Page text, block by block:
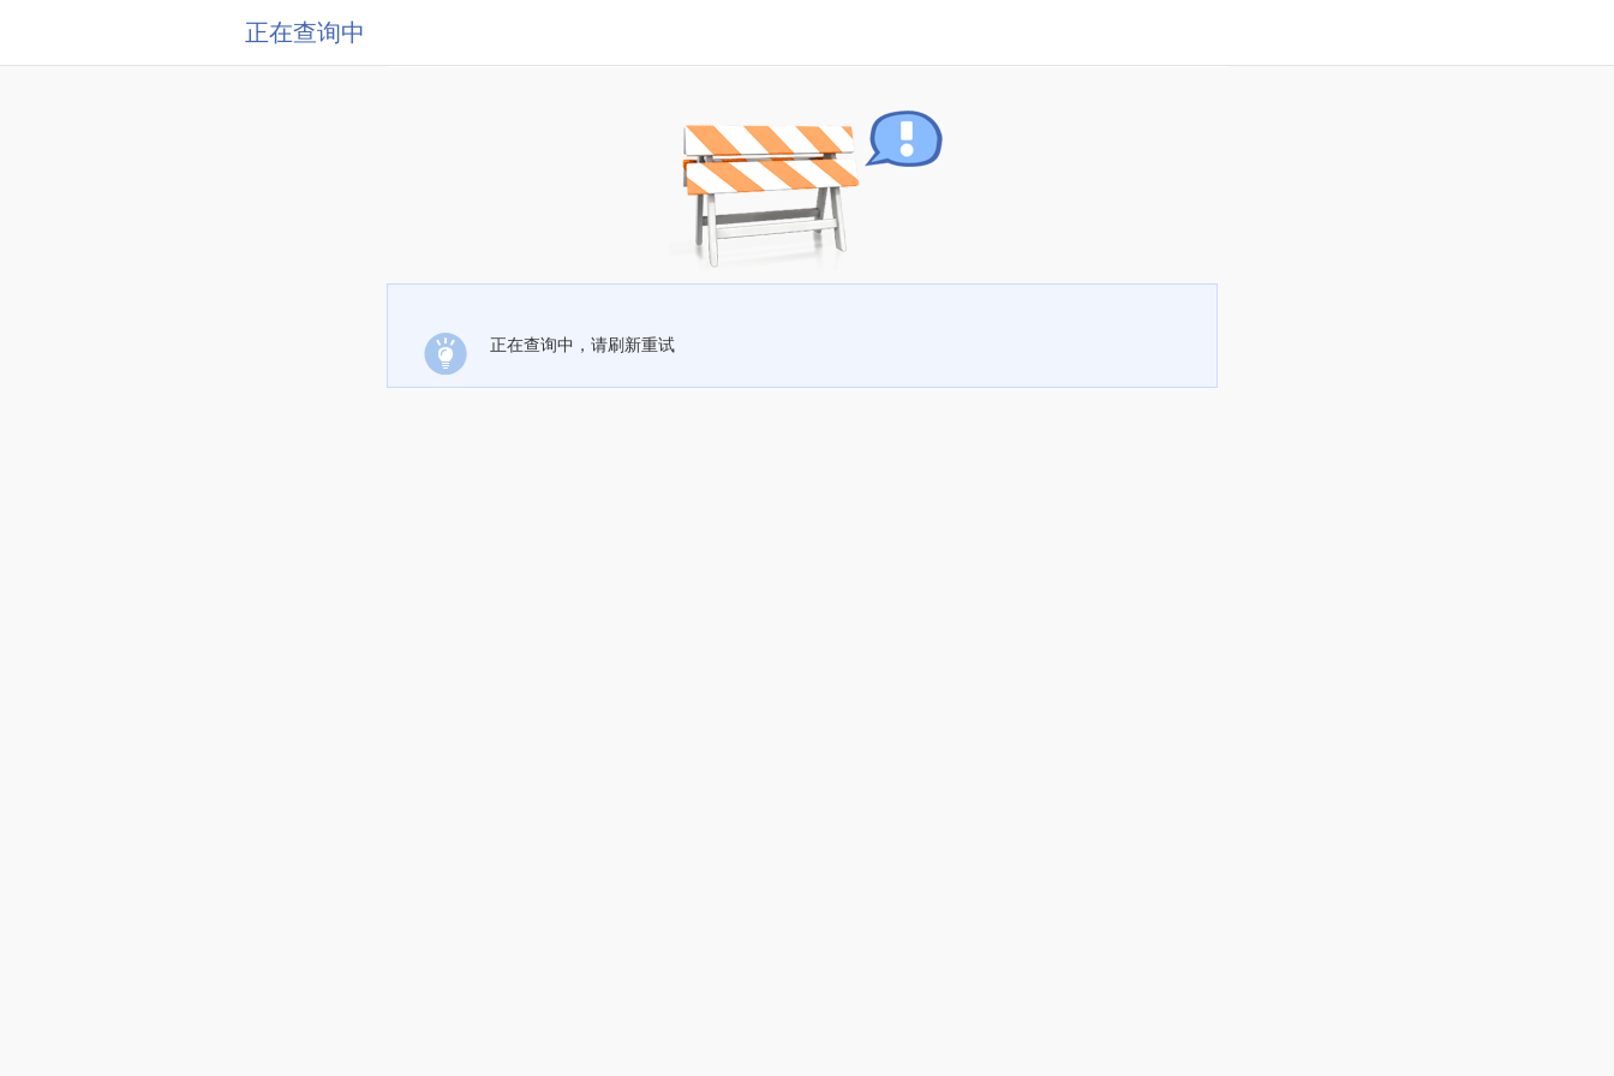
正在查询中
正在查询中，请刷新重试